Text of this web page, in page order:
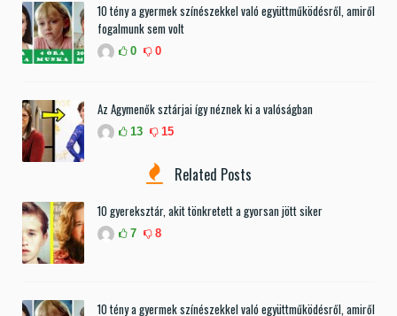
10 tény a gyermek színészekkel való együttműködésről, amiről
fogalmunk sem volt
0 0
Az Agymenők sztárjai így néznek ki a valóságban
13 15
Related Posts
10 gyereksztár, akit tönkretett a gyorsan jött siker
7 8
10 tény a gyermek színészekkel való együttműködésről, amiről